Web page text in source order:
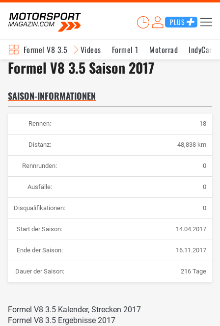
PLUS
Formel V8 3.5 Videos Formel 1 Motorrad IndyCar
Formel V8 3.5 Saison 2017
SAISON-INFORMATIONEN
Rennen: 18
Distanz: 48,838 km
Rennrunden: 0
Ausfälle: 0
Disqualifikationen: 0
Start der Saison: 14.04.2017
Ende der Saison: 16.11.2017
Dauer der Saison: 216 Tage
Formel V8 3.5 Kalender, Strecken 2017
Formel V8 3.5 Ergebnisse 2017